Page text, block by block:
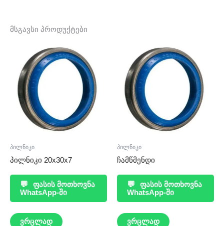
მსგავსი პროდუქტები
პილნიკი
პილნიკი 20x30x7
💬
ფასის მოთხოვნა
WhatsApp-ში
ვრცლად
პილნიკი
ჩამწმენდი
💬
ფასის მოთხოვნა
WhatsApp-ში
ვრცლად